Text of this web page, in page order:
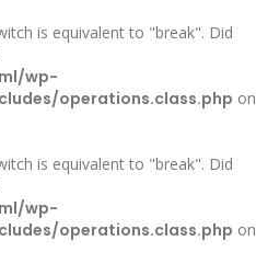
is equivalent to "break". Did
wp-
operations.class.php on
is equivalent to "break". Did
wp-
operations.class.php on